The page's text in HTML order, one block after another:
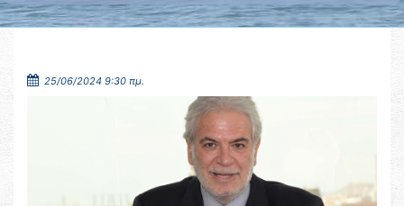
25/06/2024 9:30 πμ.